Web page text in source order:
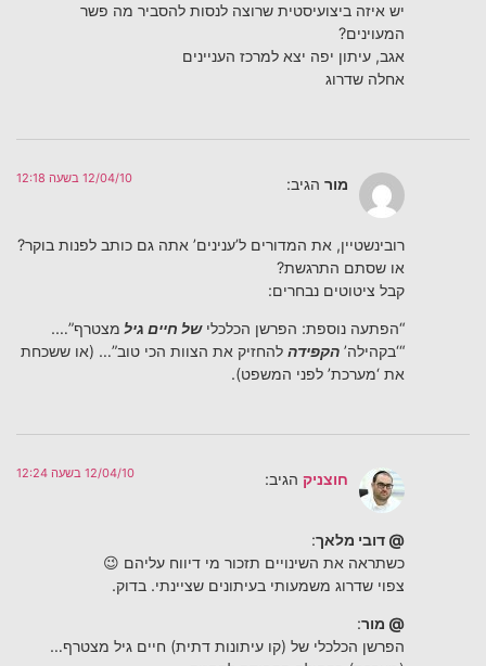
יש איזה ביצועיסטית שרוצה לנסות להסביר מה פשר
המעוינים?
אגב, עיתון יפה יצא למרכז העניינים
אחלה שדרוג
מור הגיב: 12/04/10 בשעה 12:18
רובינשטיין, את המדורים ל’ענינים’ אתה גם כותב לפנות בוקר?
או שסתם התרגשת?
קבל ציטוטים נבחרים:
“הפתעה נוספת: הפרשן הכלכלישל חיים גיל מצטרף”….
“‘בקהילה’ הקפידה להחזיק את הצוות הכי טוב”… (או ששכחת
את ‘מערכת’ לפני המשפט).
חוצניק הגיב: 12/04/10 בשעה 12:24
@ דובי מלאך:
כשתראה את השינויים תזכור מי דיווח עליהם 😉
צפוי שדרוג משמעותי בעיתונים שציינתי. בדוק.
@ מור:
הפרשן הכלכלי של (קו עיתונות דתית) חיים גיל מצטרף…